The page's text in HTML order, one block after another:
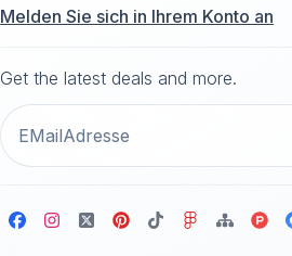
Melden Sie sich in Ihrem Konto an
Get the latest deals and more.